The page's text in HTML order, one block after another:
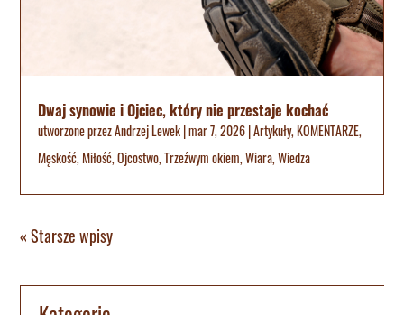
Dwaj synowie i Ojciec, który nie przestaje kochać
utworzone przezAndrzej Lewek|mar 7, 2026|Artykuły,KOMENTARZE,
Męskość,Miłość,Ojcostwo,Trzeźwym okiem,Wiara,Wiedza
« Starsze wpisy